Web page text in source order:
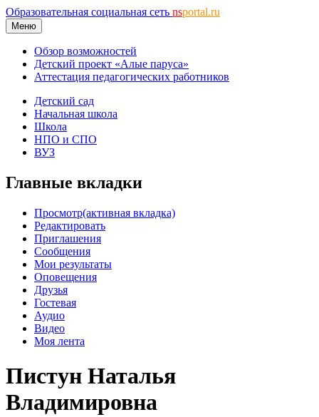
Образовательная социальная сеть nsportal.ru
Меню
Обзор возможностей
Детский проект «Алые паруса»
Аттестация педагогических работников
Детский сад
Начальная школа
Школа
НПО и СПО
ВУЗ
Главные вкладки
Просмотр(активная вкладка)
Редактировать
Приглашения
Сообщения
Мои результаты
Оповещения
Друзья
Гостевая
Аудио
Видео
Моя лента
Пистун Наталья
Владимировна